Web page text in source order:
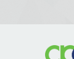
泰国东